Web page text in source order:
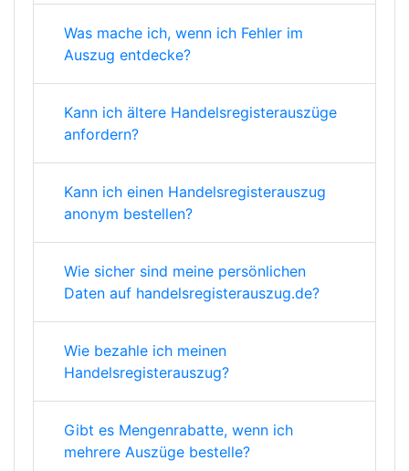
Was mache ich, wenn ich Fehler im
Auszug entdecke?
Kann ich ältere Handelsregisterauszüge
anfordern?
Kann ich einen Handelsregisterauszug
anonym bestellen?
Wie sicher sind meine persönlichen
Daten auf handelsregisterauszug.de?
Wie bezahle ich meinen
Handelsregisterauszug?
Gibt es Mengenrabatte, wenn ich
mehrere Auszüge bestelle?